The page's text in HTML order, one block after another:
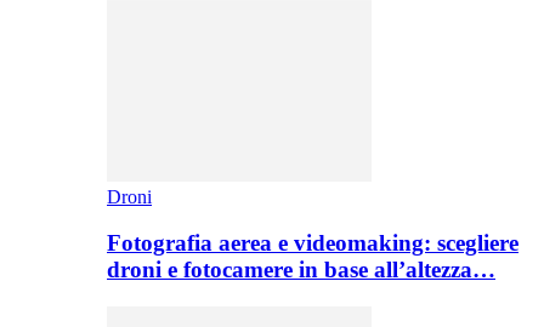
Droni
Fotografia aerea e videomaking: scegliere
droni e fotocamere in base all’altezza…